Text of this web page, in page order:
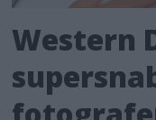
Western